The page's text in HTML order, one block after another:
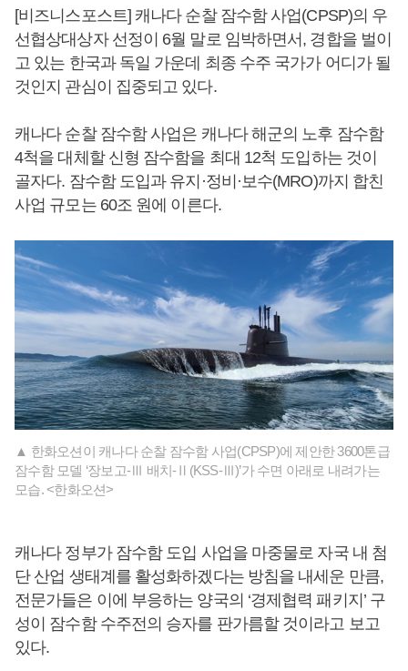
[비즈니스포스트] 캐나다 순찰 잠수함 사업(CPSP)의 우
선협상대상자 선정이 6월 말로 임박하면서, 경합을 벌이
고 있는 한국과 독일 가운데 최종 수주 국가가 어디가 될
것인지 관심이 집중되고 있다.
캐나다 순찰 잠수함 사업은 캐나다 해군의 노후 잠수함
4척을 대체할 신형 잠수함을 최대 12척 도입하는 것이
골자다. 잠수함 도입과 유지·정비·보수(MRO)까지 합친
사업 규모는 60조 원에 이른다.
▲ 한화오션이 캐나다 순찰 잠수함 사업(CPSP)에 제안한 3600톤급
잠수함 모델 ‘장보고-Ⅲ 배치-Ⅱ(KSS-Ⅲ)’가 수면 아래로 내려가는
모습. <한화오션>
캐나다 정부가 잠수함 도입 사업을 마중물로 자국 내 첨
단 산업 생태계를 활성화하겠다는 방침을 내세운 만큼,
전문가들은 이에 부응하는 양국의 ‘경제협력 패키지’ 구
성이 잠수함 수주전의 승자를 판가름할 것이라고 보고
있다.